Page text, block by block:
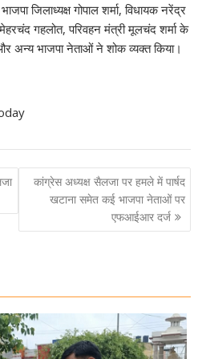
जिलाध्यक्ष गोपाल शर्मा, विधायक नरेंद्र
गहलोत, परिवहन मंत्री मूलचंद शर्मा के
अन्य भाजपा नेताओं ने शोक व्यक्त किया।
कांग्रेस अध्यक्ष सैलजा पर हमले में पार्षद
खटाना समेत कई भाजपा नेताओं पर
एफआईआर दर्ज